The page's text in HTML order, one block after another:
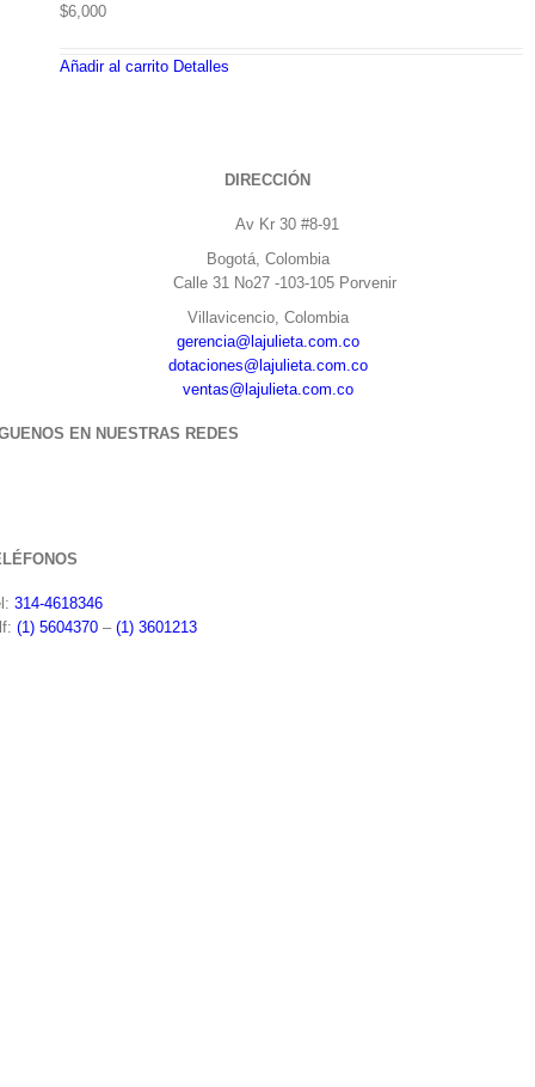
$6,000
Añadir al carrito Detalles
DIRECCIÓN
Av Kr 30 #8-91
Bogotá, Colombia
Calle 31 No27 -103-105 Porvenir
Villavicencio, Colombia
gerencia@lajulieta.com.co
dotaciones@lajulieta.com.co
ventas@lajulieta.com.co
EN NUESTRAS REDES
314-4618346
(1) 5604370 – (1) 3601213